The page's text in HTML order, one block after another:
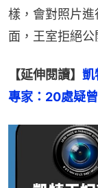
樣，會對照片
面，王室拒絕公
【延伸閱讀】 凱
專家：20處疑